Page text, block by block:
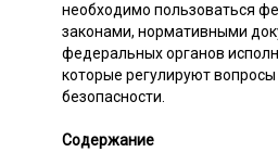
необходимо пользоваться
законами, нормативными
федеральных органов
которые регулируют
безопасности.
Содержание